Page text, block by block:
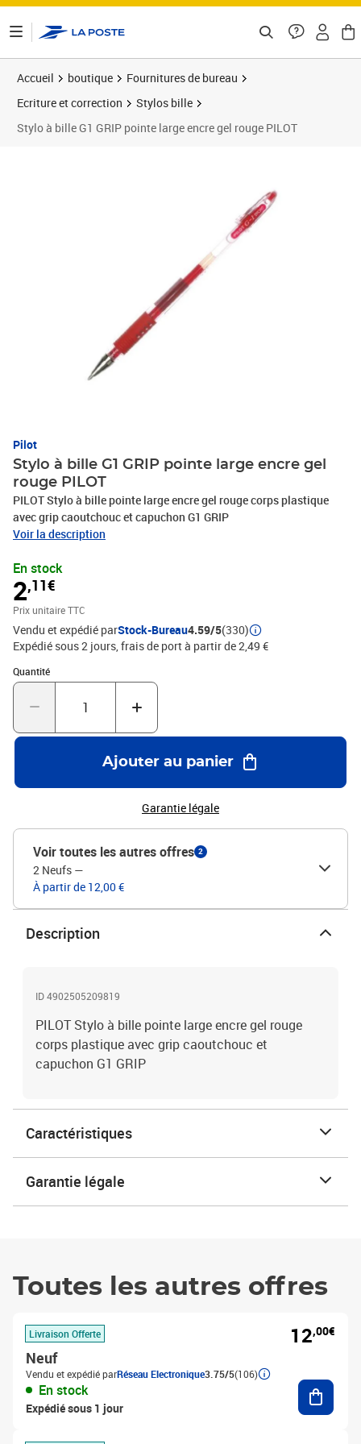
Accueil boutique
Fournitures de bureau
Ecriture et correction
Stylos bille
Stylo à bille G1 GRIP pointe large encre gel rouge PILOT
Pilot
Stylo à bille G1 GRIP pointe large encre gel
rouge PILOT
PILOT Stylo à bille pointe large encre gel rouge corps plastique
avec grip caoutchouc et capuchon G1 GRIP
Voir la description
En stock
2,11€
Prix unitaire TTC
Vendu et expédié parStock-Bureau4.59/5(330)
Expédié sous 2 jours, frais de port à partir de 2,49 €
Quantité
Quantité : 1
Ajouter au panier
Garantie légale
Voir toutes les autres offres 2
2 Neufs —
À partir de 12,00 €
Description
ID 4902505209819
PILOT Stylo à bille pointe large encre gel rouge
corps plastique avec grip caoutchouc et
capuchon G1 GRIP
Caractéristiques
Garantie légale
Toutes les autres offres
Livraison Offerte
Neuf
Vendu et expédié parRéseau Electronique3.75/5(106)
En stock
Expédié sous 1 jour
12,00€